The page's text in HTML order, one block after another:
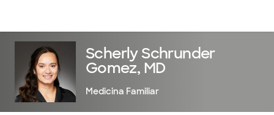
Scherly Schrunder
Gomez, MD
Medicina Familiar